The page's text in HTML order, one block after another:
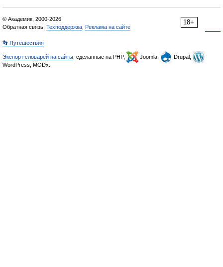
18+
© Академик, 2000-2026
Обратная связь: Техподдержка Реклама на сайте
👣 Путешествия
Экспорт словарей на сайты , сделанные на PHP, Joomla,
Drupal,
WordPress, MODx.